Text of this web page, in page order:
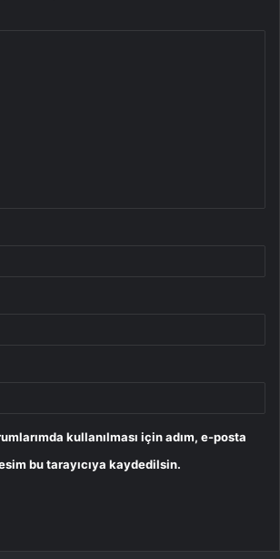
kullanılması için adım, e-posta
bu tarayıcıya kaydedilsin.